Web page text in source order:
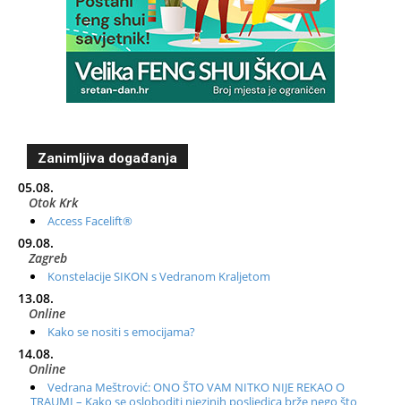
Zanimljiva događanja
05.08.
Otok Krk
Access Facelift®
09.08.
Zagreb
Konstelacije SIKON s Vedranom Kraljetom
13.08.
Online
Kako se nositi s emocijama?
14.08.
Online
Vedrana Meštrović: ONO ŠTO VAM NITKO NIJE REKAO O
TRAUMI – Kako se osloboditi njezinih posljedica brže nego što